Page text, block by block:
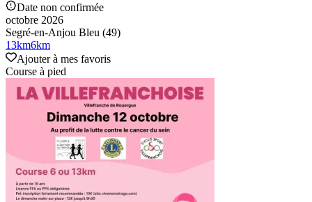
Date non confirmée
octobre 2026
Segré-en-Anjou Bleu (49)
13km6km
Ajouter à mes favoris
Course à pied